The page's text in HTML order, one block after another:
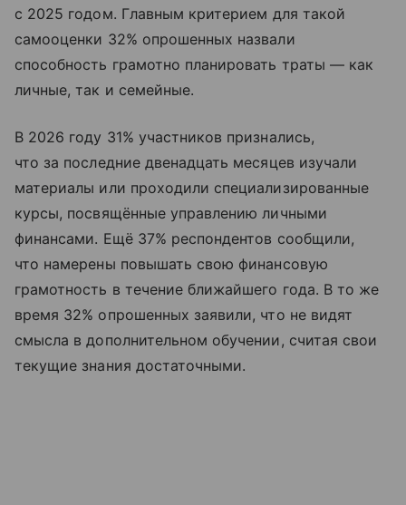
с 2025 годом. Главным критерием для такой
самооценки 32% опрошенных назвали
способность грамотно планировать траты — как
личные, так и семейные.
В 2026 году 31% участников признались,
что за последние двенадцать месяцев изучали
материалы или проходили специализированные
курсы, посвящённые управлению личными
финансами. Ещё 37% респондентов сообщили,
что намерены повышать свою финансовую
грамотность в течение ближайшего года. В то же
время 32% опрошенных заявили, что не видят
смысла в дополнительном обучении, считая свои
текущие знания достаточными.